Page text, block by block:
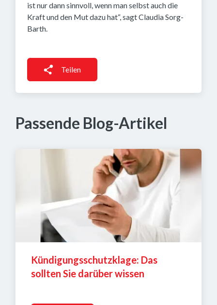
ist nur dann sinnvoll, wenn man selbst auch die
Kraft und den Mut dazu hat“, sagt Claudia Sorg-
Barth.
Teilen
Passende Blog-Artikel
Kündigungsschutzklage: Das
sollten Sie darüber wissen